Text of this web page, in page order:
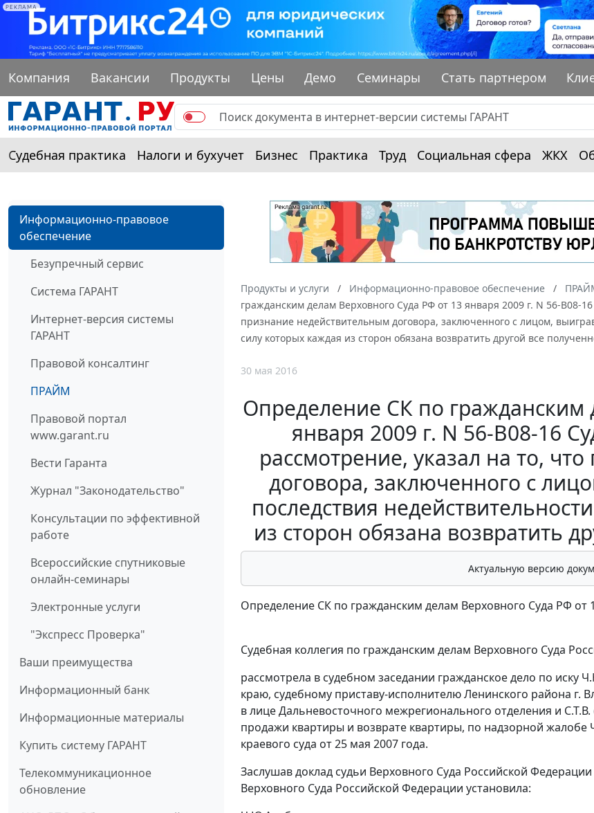
РЕКЛАМА
Компания Вакансии Продукты Цены Демо Семинары Стать партнером
Судебная практика Налоги и бухучет Бизнес Практика Труд Социальная сфера ЖКХ
Информационно-правовое
обеспечение
Безупречный сервис
Система ГАРАНТ
Интернет-версия системы
ГАРАНТ
Правовой консалтинг
ПРАЙМ
Правовой портал
www.garant.ru
Вести Гаранта
Журнал "Законодательство"
Консультации по эффективной
работе
Всероссийские спутниковые
онлайн-семинары
Электронные услуги
"Экспресс Проверка"
Ваши преимущества
Информационный банк
Информационные материалы
Купить систему ГАРАНТ
Телекоммуникационное
обновление
Продукты и услуги Информационно-правовое обеспечение
гражданским делам Верховного Суда РФ от 13 января 2009 г. N 56-В08-
признание недействительным договора, заключенного с лицом,
силу которых каждая из сторон обязана возвратить другой все
30 мая 2016
Определение СК по гражданским
января 2009 г. N 56-В08-16
рассмотрение, указал на то,
договора, заключенного с
последствия
из сторон обязана возвратить
Актуальную версию
Определение СК по гражданским делам Верховного Суда РФ от
Судебная коллегия по гражданским делам Верховного Суда
рассмотрела в судебном заседании гражданское дело по
краю, судебному приставу-исполнителю Ленинского района г.
в лице Дальневосточного межрегионального отделения и
продажи квартиры и возврате квартиры, по надзорной
краевого суда от 25 мая 2007 года.
Заслушав доклад судьи Верховного Суда Российской
Верховного Суда Российской Федерации установила: